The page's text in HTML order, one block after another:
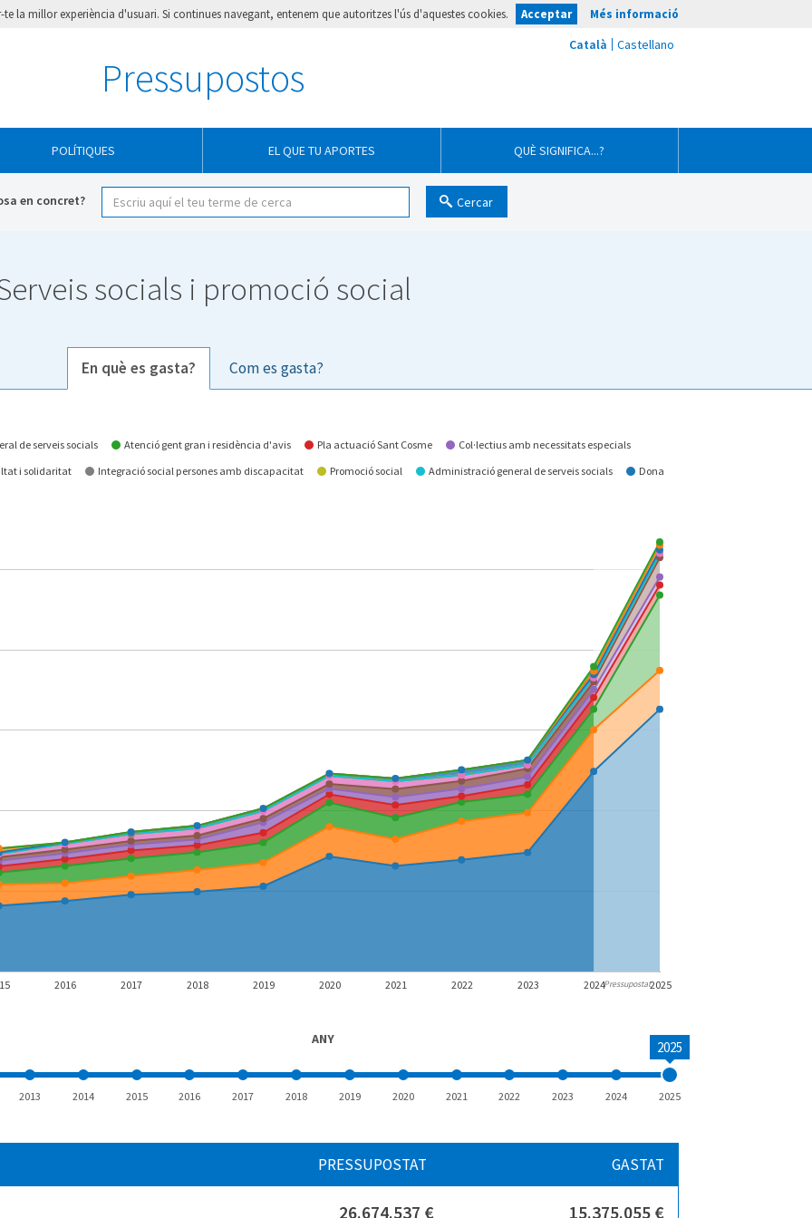
la millor experiència d'usuari. Si continues navegant, entenem que autoritzes l'ús d'aquestes cookies. Acceptar Més informació
Pressupostos
POLÍTIQUES EL QUE TU APORTES QUÈ SIGNIFICA...?
en concret? Cercar
socials i promoció social
En què es gasta? Com es gasta?
de serveis socials Atenció gent gran i residència d'avis Pla actuació Sant Cosme
Col·lectius amb necessitats especials
i solidaritat Integració social persones amb discapacitat Promoció social Administració general de serveis socials
Dona
2016 2017 2018 2019 2020 2021 2022 2023 2024 2025
Pressupostat
ANY 2025
2013 2014 2015 2016 2017 2018 2019 2020 2021 2022 2023 2024 2025
PRESSUPOSTAT GASTAT
26.674.537 € 15.375.055 €